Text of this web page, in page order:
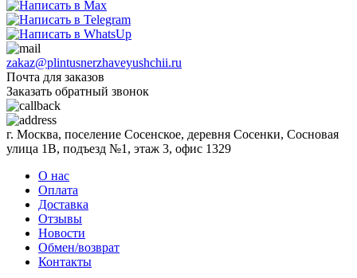
zakaz@plintusnerzhaveyushchii.ru
Почта для заказов
Заказать обратный звонок
г. Москва, поселение Сосенское, деревня Сосенки, Сосновая
улица 1В, подъезд №1, этаж 3, офис 1329
О нас
Оплата
Доставка
Отзывы
Новости
Обмен/возврат
Контакты